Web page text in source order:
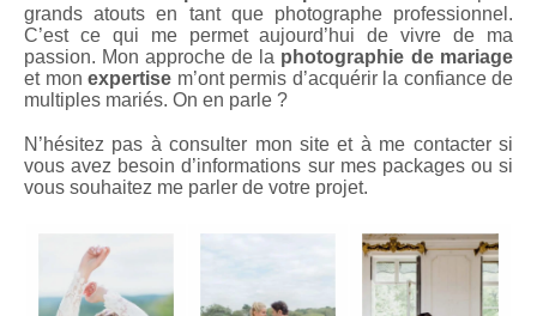
grands atouts en tant que photographe professionnel.
C’est ce qui me permet aujourd’hui de vivre de ma
passion. Mon approche de la photographie de mariage
et mon expertise m’ont permis d’acquérir la confiance de
multiples mariés. On en parle ?
N’hésitez pas à consulter mon site et à me contacter si
vous avez besoin d’informations sur mes packages ou si
vous souhaitez me parler de votre projet.